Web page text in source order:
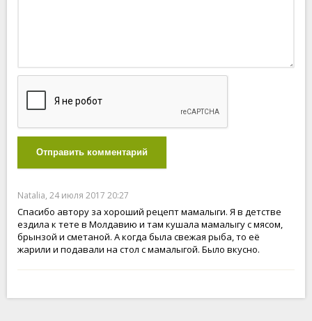
Отправить комментарий
Natalia, 24 июля 2017 20:27
Спасибо автору за хороший рецепт мамалыги. Я в детстве
ездила к тете в Молдавию и там кушала мамалыгу с мясом,
брынзой и сметаной. А когда была свежая рыба, то её
жарили и подавали на стол с мамалыгой. Было вкусно.